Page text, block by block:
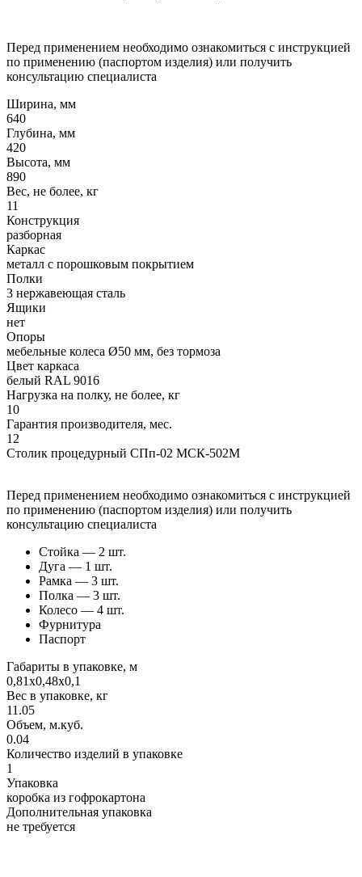
Перед применением необходимо ознакомиться с инструкцией
по применению (паспортом изделия) или получить
консультацию специалиста
Ширина, мм
640
Глубина, мм
420
Высота, мм
890
Вес, не более, кг
11
Конструкция
разборная
Каркас
металл с порошковым покрытием
Полки
3 нержавеющая сталь
Ящики
нет
Опоры
мебельные колеса Ø50 мм, без тормоза
Цвет каркаса
белый RAL 9016
Нагрузка на полку, не более, кг
10
Гарантия производителя, мес.
12
Столик процедурный СПп-02 МСК-502М
Перед применением необходимо ознакомиться с инструкцией
по применению (паспортом изделия) или получить
консультацию специалиста
Стойка — 2 шт.
Дуга — 1 шт.
Рамка — 3 шт.
Полка — 3 шт.
Колесо — 4 шт.
Фурнитура
Паспорт
Габариты в упаковке, м
0,81х0,48х0,1
Вес в упаковке, кг
11.05
Объем, м.куб.
0.04
Количество изделий в упаковке
1
Упаковка
коробка из гофрокартона
Дополнительная упаковка
не требуется